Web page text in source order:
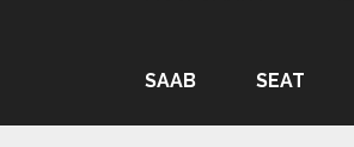
SAAB SEAT